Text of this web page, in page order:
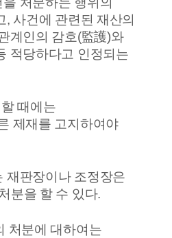
, 사건에 관련된 재산의
계인의 감호(監護)와
적당하다고 인정되는
때에는
제재를 고지하여야
판장이나 조정장은
분을 할 수 있다.
처분에 대하여는